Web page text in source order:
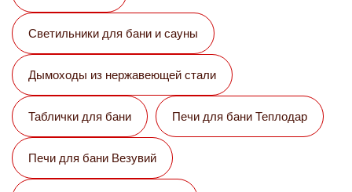
Светильники для бани и сауны
Дымоходы из нержавеющей стали
Таблички для бани Печи для бани Теплодар
Печи для бани Везувий